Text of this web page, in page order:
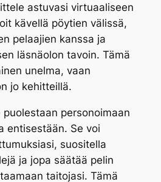
astuvasi virtuaaliseen
kävellä pöytien välissä,
pelaajien kanssa ja
läsnäolon tavoin. Tämä
unelma, vaan
jo kehitteillä.
personoimaan
entisestään. Se voi
suositella
ja jopa säätää pelin
taitojasi. Tämä